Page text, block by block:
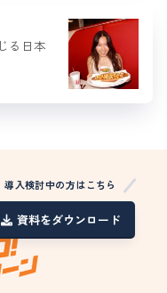
る日本
導入検討中の方はこちら
資料をダウンロード